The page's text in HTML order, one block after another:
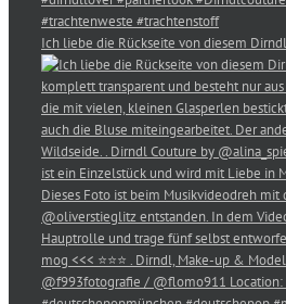
Ich liebe die Rückseite von diesem